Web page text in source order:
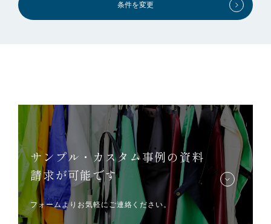
条件を変更
サンプル・カスタム事例の資料
請求が可能です
フォームよりお気軽にご連絡ください。